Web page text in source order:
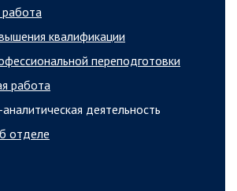
квалификации
переподготовки
работа
деятельность
отделе